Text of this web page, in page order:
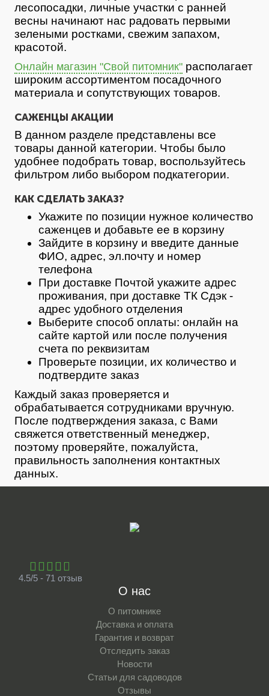
лесопосадки, личные участки с ранней
весны начинают нас радовать первыми
зелеными ростками, свежим запахом,
красотой.
Онлайн магазин "Свой питомник" располагает
широким ассортиментом посадочного
материала и сопутствующих товаров.
САЖЕНЦЫ АКАЦИИ
В данном разделе представлены все
товары данной категории. Чтобы было
удобнее подобрать товар, воспользуйтесь
фильтром либо выбором подкатегории.
КАК СДЕЛАТЬ ЗАКАЗ?
Укажите по позиции нужное количество
саженцев и добавьте ее в корзину
Зайдите в корзину и введите данные
ФИО, адрес, эл.почту и номер
телефона
При доставке Почтой укажите адрес
проживания, при доставке ТК Сдэк -
адрес удобного отделения
Выберите способ оплаты: онлайн на
сайте картой или после получения
счета по реквизитам
Проверьте позиции, их количество и
подтвердите заказ
Каждый заказ проверяется и
обрабатывается сотрудниками вручную.
После подтверждения заказа, с Вами
свяжется ответственный менеджер,
поэтому проверяйте, пожалуйста,
правильность заполнения контактных
данных.
4.5/5 - 71 отзыв
О нас
О питомнике
Доставка и оплата
Гарантия и возврат
Отследить заказ
Новости
Статьи для садоводов
Отзывы